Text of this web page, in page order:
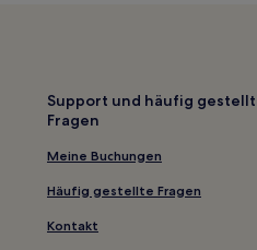
Banana
Dunas
Support und häufig
Fragen
Meine Buchungen
Häufig gestellte Fragen
Kontakt